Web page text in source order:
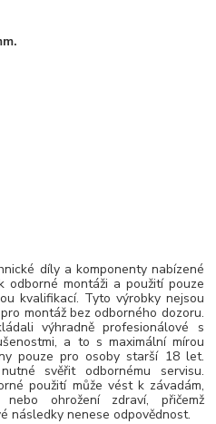
díly a komponenty nabízené
montáži a použití pouze
kvalifikací. Tyto výrobky nejsou
montáž bez odborného dozoru.
výhradně profesionálové s
a to s maximální mírou
pouze pro osoby starší 18 let.
svěřit odbornému servisu.
použití může vést k závadám,
ohrožení zdraví, přičemž
následky nenese odpovědnost.